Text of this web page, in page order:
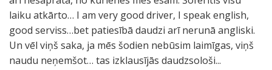
laiku atkārto… I am very good driver, I speak english,
good serviss…bet patiesībā daudzi arī nerunā angliski.
Un vēl viņš saka, ja mēs šodien nebūsim laimīgas, viņš
naudu neņemšot… tas izklausījās daudzsološi...